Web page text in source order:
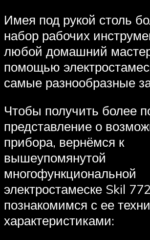
Имея под рукой столь
набор рабочих
любой домашний
помощью
самые разнообразные
Чтобы получить более
представление о
прибора, вернёмся к
вышеупомянутой
многофункциональной
электростамеске Skil
познакомимся с ее
характеристиками: